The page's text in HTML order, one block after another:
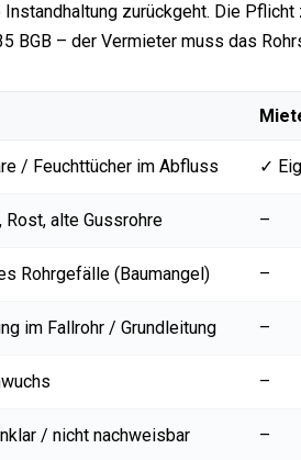
Instandhaltung zurückgeht. Die
BGB – der Vermieter muss das
/ Feuchttücher im Abfluss ✓
Rost, alte Gussrohre –
Rohrgefälle (Baumangel) –
im Fallrohr / Grundleitung –
–
/ nicht nachweisbar –